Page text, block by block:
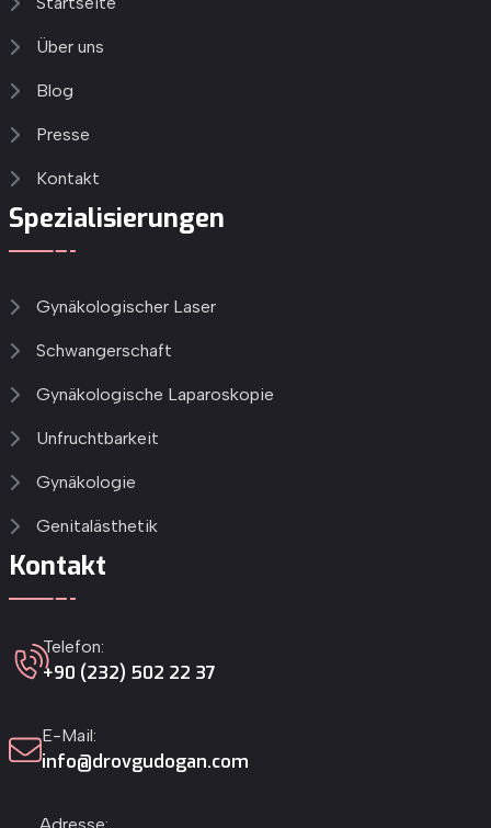
Über uns
Blog
Presse
Kontakt
Spezialisierungen
Gynäkologischer Laser
Schwangerschaft
Gynäkologische Laparoskopie
Unfruchtbarkeit
Gynäkologie
Genitalästhetik
Kontakt
Telefon:
+90 (232) 502 22 37
E-Mail:
info@drovgudogan.com